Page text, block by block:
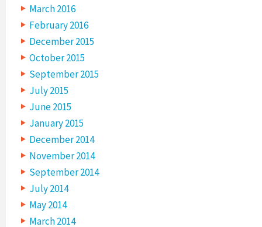
March 2016
February 2016
December 2015
October 2015
September 2015
July 2015
June 2015
January 2015
December 2014
November 2014
September 2014
July 2014
May 2014
March 2014